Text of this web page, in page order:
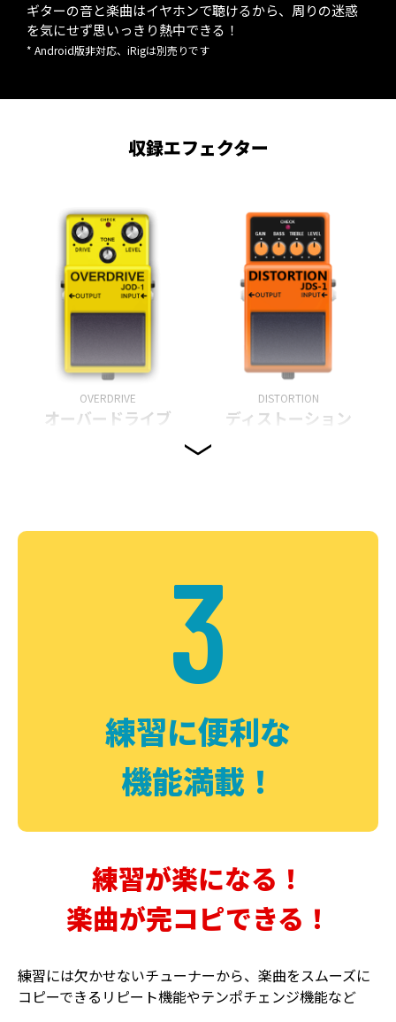
ギターの音と楽曲はイヤホンで聴けるから、周りの迷惑
を気にせず思いっきり熱中できる！
* Android版非対応、iRigは別売りです
収録エフェクター
OVERDRIVE
オーバードライブ
DISTORTION
ディストーション
DELAY PHASER
3
練習に便利な
機能満載！
練習が楽になる！
楽曲が完コピできる！
練習には欠かせないチューナーから、楽曲をスムーズに
コピーできるリピート機能やテンポチェンジ機能など